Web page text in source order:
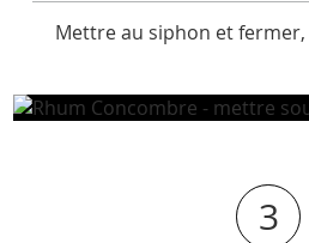
Mettre au siphon et
3